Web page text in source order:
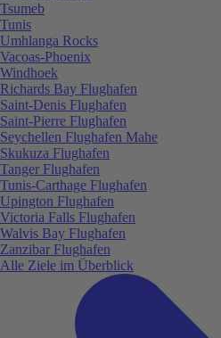
Tsumeb
Tunis
Umhlanga Rocks
Vacoas-Phoenix
Windhoek
Richards Bay Flughafen
Saint-Denis Flughafen
Saint-Pierre Flughafen
Seychellen Flughafen Mahe
Skukuza Flughafen
Tanger Flughafen
Tunis-Carthage Flughafen
Upington Flughafen
Victoria Falls Flughafen
Walvis Bay Flughafen
Zanzibar Flughafen
Alle Ziele im Überblick